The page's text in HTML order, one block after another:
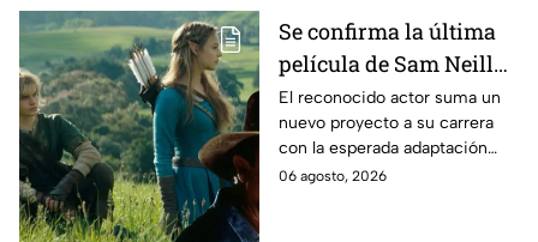
Se confirma la última
película de Sam Neill
antes de morir: esto es
lo que se sabe hasta
ahora
El reconocido actor suma un
nuevo proyecto a su carrera
con la esperada adaptación
cinematográfica del popular
06 agosto, 2026